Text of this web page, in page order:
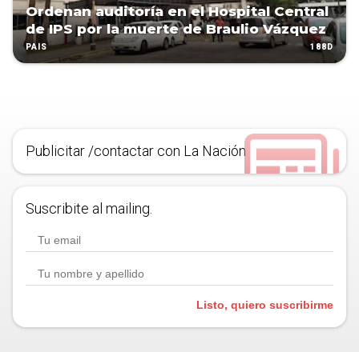
Ordenan auditoría en el Hospital Central
de IPS por la muerte de Braulio Vázquez
PAÍS 188D
Publicitar /contactar con La Nación
Suscribite al mailing.
Listo, quiero suscribirme